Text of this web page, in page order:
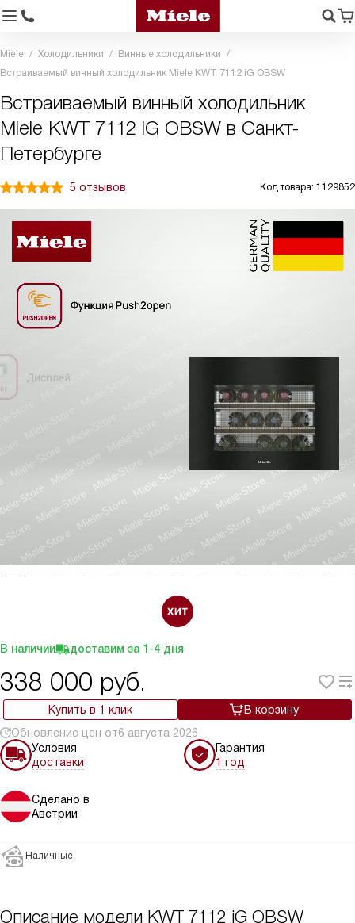
Miele Холодильники
Винные холодильники
Встраиваемый винный холодильник Miele KWT 7112 iG OBSW
Встраиваемый винный холодильник
Miele KWT 7112 iG OBSW в Санкт-
Петербурге
5 отзывов Код товара: 1129852
В наличии доставим за 1-4 дня
338 000 руб.
Купить в 1 клик
В корзину
Обновление цен от6 августа 2026
Условия
доставки
Гарантия
1 год
Сделано в
Австрии
Наличные
Описание модели KWT 7112 iG OBSW